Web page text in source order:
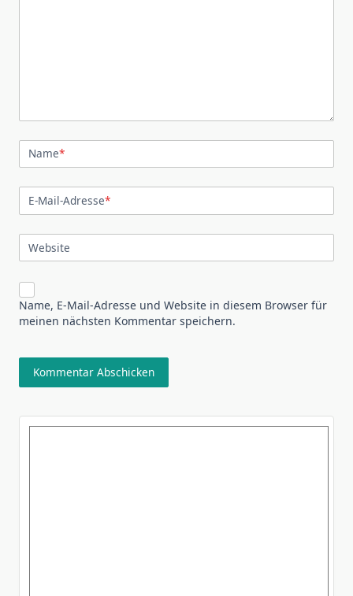
Name*
E-Mail-Adresse*
Website
Name, E-Mail-Adresse und Website in diesem Browser für
meinen nächsten Kommentar speichern.